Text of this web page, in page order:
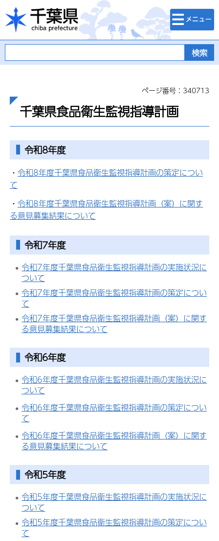
千葉県
検索・メニュ
ー
ページ番号：340713
千葉県食品衛生監視指導計画
令和8年度
・ 令和8年度千葉県食品衛生監視指導計画の策定につい
て
・ 令和8年度千葉県食品衛生監視指導計画（案）に関す
る意見募集結果について
令和7年度
令和7年度千葉県食品衛生監視指導計画の実施状況に
ついて
令和7年度千葉県食品衛生監視指導計画の策定につい
て
令和7年度千葉県食品衛生監視指導計画（案）に関す
る意見募集結果について
令和6年度
令和6年度千葉県食品衛生監視指導計画の実施状況に
ついて
令和6年度千葉県食品衛生監視指導計画の策定につい
て
令和6年度千葉県食品衛生監視指導計画（案）に関す
る意見募集結果について
令和5年度
令和5年度千葉県食品衛生監視指導計画の実施状況に
ついて
令和5年度千葉県食品衛生監視指導計画の策定につい
て